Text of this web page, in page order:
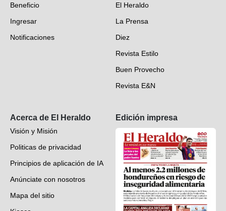
Fotogalerías
Deportes
Videos
Beneficio
Ingresar
Notificaciones
El Heraldo
La Prensa
Diez
Revista Estilo
Buen Provecho
Revista E&N
Acerca de El Heraldo
Visión y Misión
Politicas de privacidad
Principios de aplicación de IA
Anúnciate con nosotros
Mapa del sitio
Edición impresa